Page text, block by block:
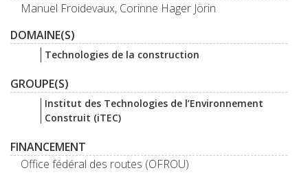
Manuel Froidevaux, Corinne Hager Jörin
DOMAINE(S)
Technologies de la construction
GROUPE(S)
Institut des Technologies de l’Environnement
Construit (iTEC)
FINANCEMENT
Office fédéral des routes (OFROU)